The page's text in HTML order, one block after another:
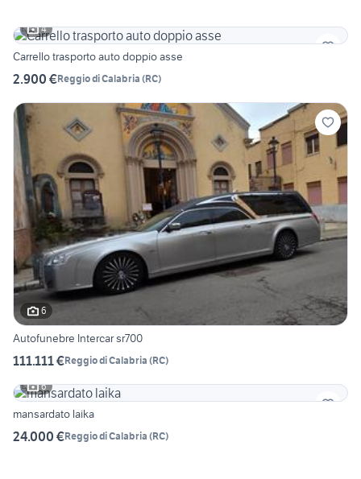
4
Carrello trasporto auto doppio asse
2.900 €Reggio di Calabria (RC)
6
Autofunebre Intercar sr700
111.111 €Reggio di Calabria (RC)
6
mansardato laika
24.000 €Reggio di Calabria (RC)